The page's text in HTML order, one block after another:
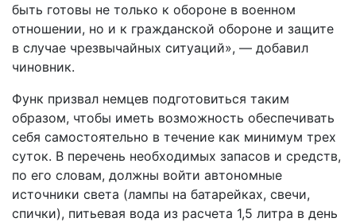
быть готовы не только к обороне в военном
отношении, но и к гражданской обороне и защите
в случае чрезвычайных ситуаций», — добавил
чиновник.
Функ призвал немцев подготовиться таким
образом, чтобы иметь возможность обеспечивать
себя самостоятельно в течение как минимум трех
суток. В перечень необходимых запасов и средств,
по его словам, должны войти автономные
источники света (лампы на батарейках, свечи,
спички), питьевая вода из расчета 1,5 литра в день